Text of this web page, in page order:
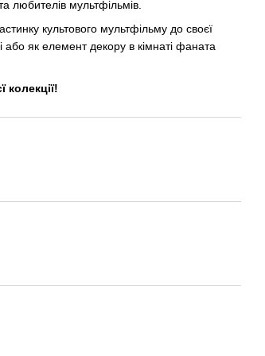
любителів мультфільмів.
культового мультфільму до своєї
або як елемент декору в кімнаті фаната
колекції!